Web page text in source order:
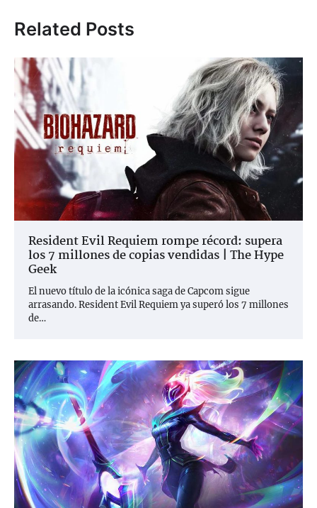
Related Posts
Resident Evil Requiem rompe récord: supera
los 7 millones de copias vendidas | The Hype
Geek
El nuevo título de la icónica saga de Capcom sigue
arrasando. Resident Evil Requiem ya superó los 7 millones
de…